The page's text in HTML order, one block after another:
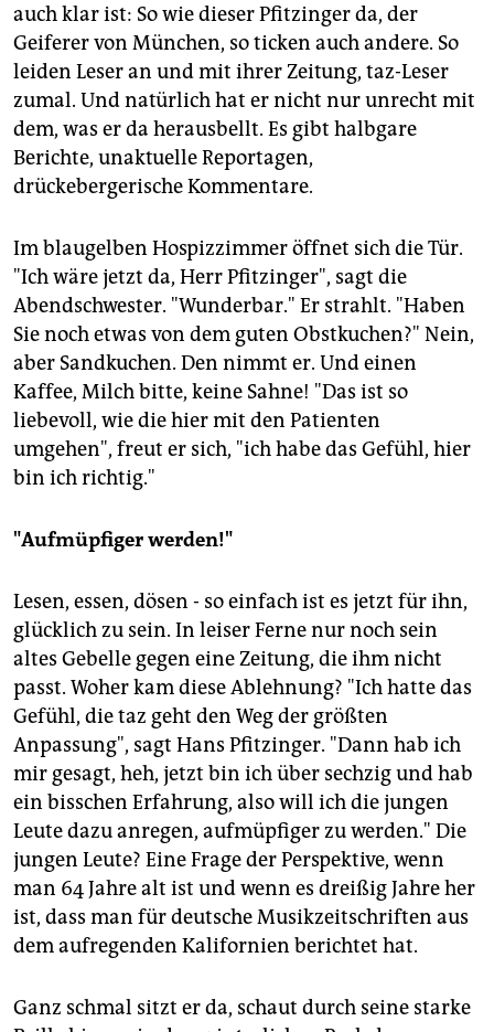
auch klar ist: So wie dieser Pfitzinger da, der
Geiferer von München, so ticken auch andere. So
leiden Leser an und mit ihrer Zeitung, taz-Leser
zumal. Und natürlich hat er nicht nur unrecht mit
dem, was er da herausbellt. Es gibt halbgare
Berichte, unaktuelle Reportagen,
drückebergerische Kommentare.
Im blaugelben Hospizzimmer öffnet sich die Tür.
"Ich wäre jetzt da, Herr Pfitzinger", sagt die
Abendschwester. "Wunderbar." Er strahlt. "Haben
Sie noch etwas von dem guten Obstkuchen?" Nein,
aber Sandkuchen. Den nimmt er. Und einen
Kaffee, Milch bitte, keine Sahne! "Das ist so
liebevoll, wie die hier mit den Patienten
umgehen", freut er sich, "ich habe das Gefühl, hier
bin ich richtig."
"Aufmüpfiger werden!"
Lesen, essen, dösen - so einfach ist es jetzt für ihn,
glücklich zu sein. In leiser Ferne nur noch sein
altes Gebelle gegen eine Zeitung, die ihm nicht
passt. Woher kam diese Ablehnung? "Ich hatte das
Gefühl, die taz geht den Weg der größten
Anpassung", sagt Hans Pfitzinger. "Dann hab ich
mir gesagt, heh, jetzt bin ich über sechzig und hab
ein bisschen Erfahrung, also will ich die jungen
Leute dazu anregen, aufmüpfiger zu werden." Die
jungen Leute? Eine Frage der Perspektive, wenn
man 64 Jahre alt ist und wenn es dreißig Jahre her
ist, dass man für deutsche Musikzeitschriften aus
dem aufregenden Kalifornien berichtet hat.
Ganz schmal sitzt er da, schaut durch seine starke